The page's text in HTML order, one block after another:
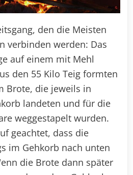
den die Meisten
verbinden werden: Das
auf einem mit Mehl
den 55 Kilo Teig formten
Brote, die jeweils in
landeten und für die
weggestapelt wurden.
geachtet, dass die
im Gehkorb nach unten
die Brote dann später